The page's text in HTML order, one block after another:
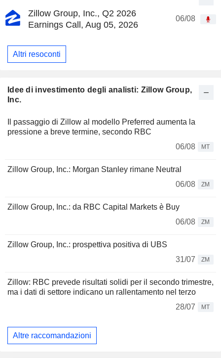
Zillow Group, Inc., Q2 2026
Earnings Call, Aug 05, 2026
06/08
Altri resoconti
Idee di investimento degli analisti: Zillow Group,
Inc.
Il passaggio di Zillow al modello Preferred aumenta la
pressione a breve termine, secondo RBC
06/08
MT
Zillow Group, Inc.: Morgan Stanley rimane Neutral
06/08
ZM
Zillow Group, Inc.: da RBC Capital Markets è Buy
06/08
ZM
Zillow Group, Inc.: prospettiva positiva di UBS
31/07
ZM
Zillow: RBC prevede risultati solidi per il secondo trimestre,
ma i dati di settore indicano un rallentamento nel terzo
28/07
MT
Altre raccomandazioni